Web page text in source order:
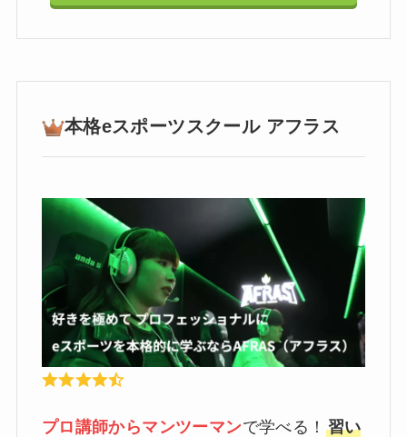
本格eスポーツスクール アフラス
プロ講師からマンツーマンで学べる！ 習い